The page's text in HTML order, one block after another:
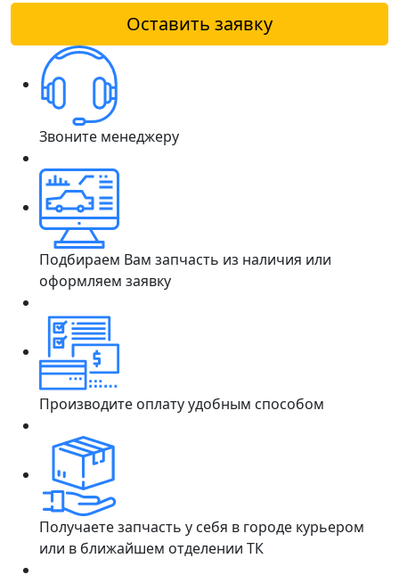
Оставить заявку
Звоните менеджеру
Подбираем Вам запчасть из наличия или
оформляем заявку
Производите оплату удобным способом
Получаете запчасть у себя в городе курьером
или в ближайшем отделении ТК